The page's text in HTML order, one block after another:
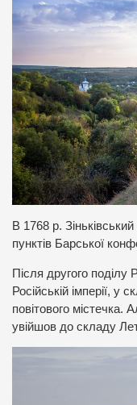
В 1768 р.
пунктів Барської
Після другого поділу
Російській імперії, у
повітового містечка.
увійшов до складу